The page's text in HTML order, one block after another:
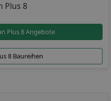
Plus 8
Plus 8 Angebote
8 Baureihen